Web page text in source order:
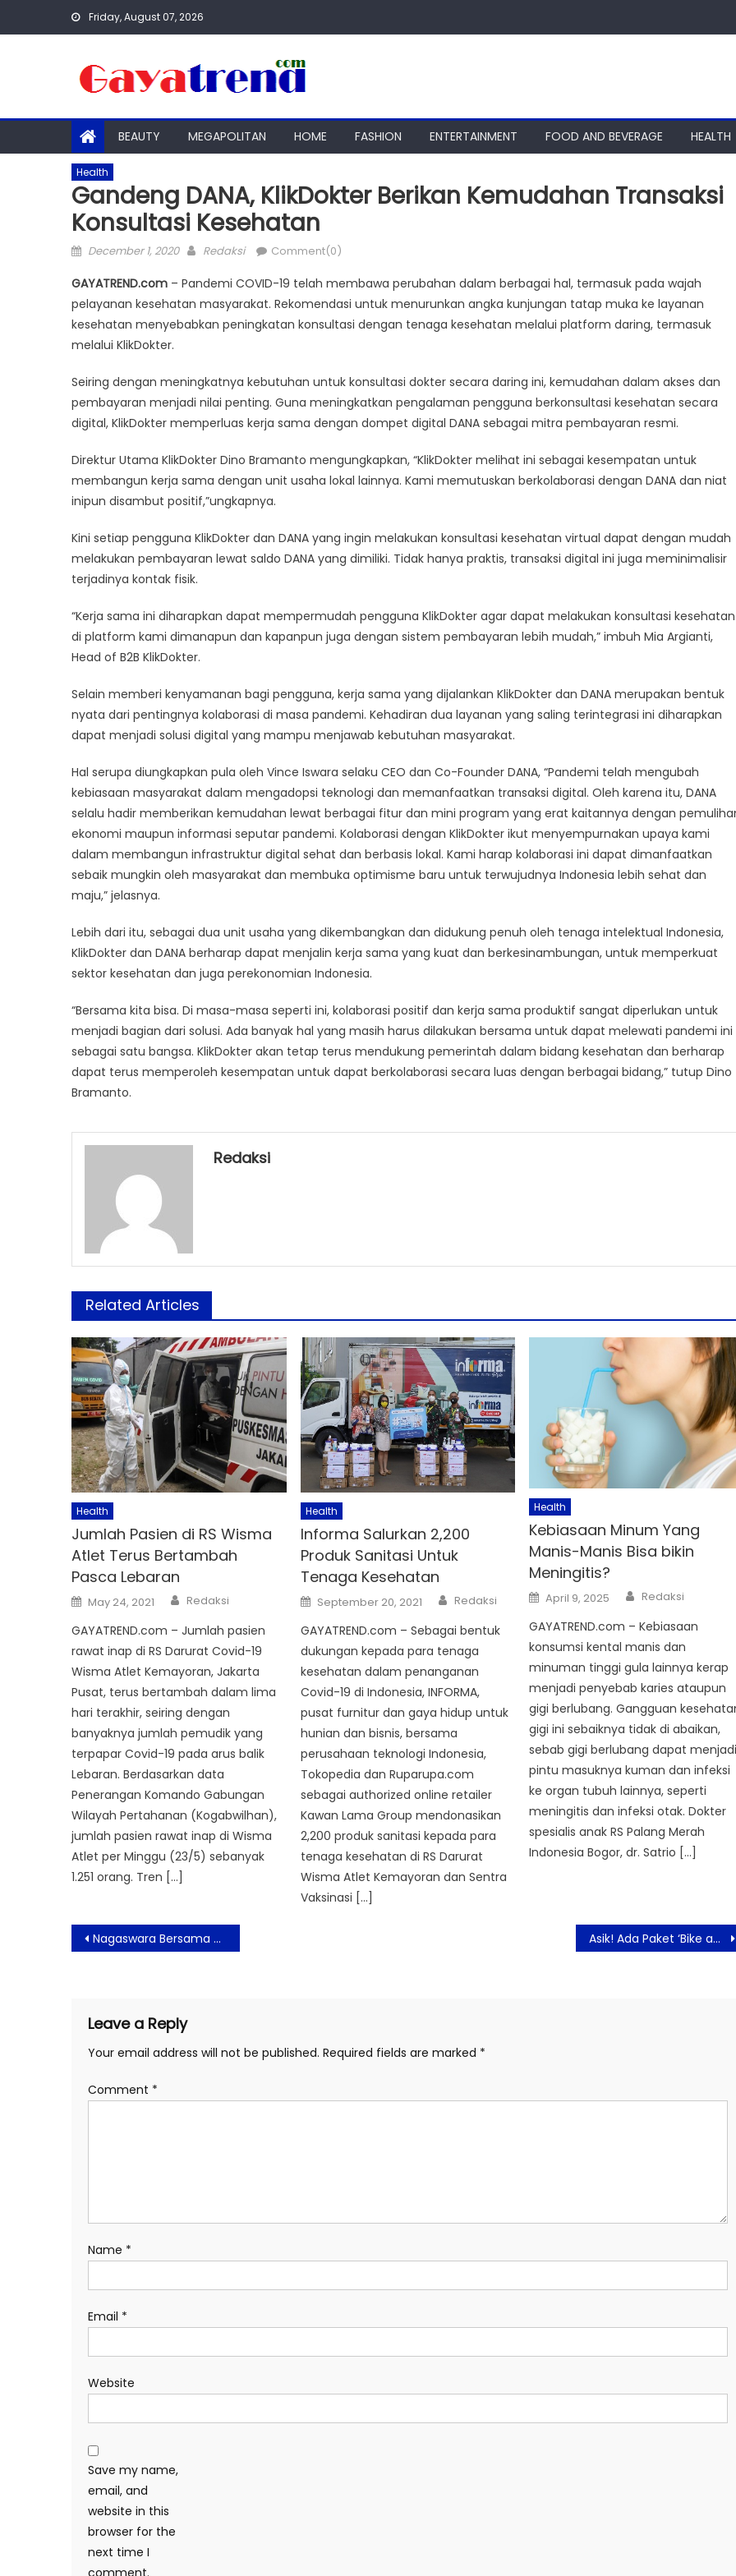
Friday, August 07, 2026
BEAUTY MEGAPOLITAN HOME FASHION ENTERTAINMENT FOOD AND BEVERAGE HEALTH
Health
Gandeng DANA, KlikDokter Berikan Kemudahan Transaksi
Konsultasi Kesehatan
Posted
December 1, 2020 Author
Redaksi Comment(0)
GAYATREND.com – Pandemi COVID-19 telah membawa perubahan dalam berbagai hal, termasuk pada wajah
pelayanan kesehatan masyarakat. Rekomendasi untuk menurunkan angka kunjungan tatap muka ke layanan
kesehatan menyebabkan peningkatan konsultasi dengan tenaga kesehatan melalui platform daring, termasuk
melalui KlikDokter.
Seiring dengan meningkatnya kebutuhan untuk konsultasi dokter secara daring ini, kemudahan dalam akses dan
pembayaran menjadi nilai penting. Guna meningkatkan pengalaman pengguna berkonsultasi kesehatan secara
digital, KlikDokter memperluas kerja sama dengan dompet digital DANA sebagai mitra pembayaran resmi.
Direktur Utama KlikDokter Dino Bramanto mengungkapkan, “KlikDokter melihat ini sebagai kesempatan untuk
membangun kerja sama dengan unit usaha lokal lainnya. Kami memutuskan berkolaborasi dengan DANA dan niat
inipun disambut positif,”ungkapnya.
Kini setiap pengguna KlikDokter dan DANA yang ingin melakukan konsultasi kesehatan virtual dapat dengan mudah
melakukan pembayaran lewat saldo DANA yang dimiliki. Tidak hanya praktis, transaksi digital ini juga meminimalisir
terjadinya kontak fisik.
“Kerja sama ini diharapkan dapat mempermudah pengguna KlikDokter agar dapat melakukan konsultasi kesehatan
di platform kami dimanapun dan kapanpun juga dengan sistem pembayaran lebih mudah,” imbuh Mia Argianti,
Head of B2B KlikDokter.
Selain memberi kenyamanan bagi pengguna, kerja sama yang dijalankan KlikDokter dan DANA merupakan bentuk
nyata dari pentingnya kolaborasi di masa pandemi. Kehadiran dua layanan yang saling terintegrasi ini diharapkan
dapat menjadi solusi digital yang mampu menjawab kebutuhan masyarakat.
Hal serupa diungkapkan pula oleh Vince Iswara selaku CEO dan Co-Founder DANA, “Pandemi telah mengubah
kebiasaan masyarakat dalam mengadopsi teknologi dan memanfaatkan transaksi digital. Oleh karena itu, DANA
selalu hadir memberikan kemudahan lewat berbagai fitur dan mini program yang erat kaitannya dengan
ekonomi maupun informasi seputar pandemi. Kolaborasi dengan KlikDokter ikut menyempurnakan upaya kami
dalam membangun infrastruktur digital sehat dan berbasis lokal. Kami harap kolaborasi ini dapat dimanfaatkan
sebaik mungkin oleh masyarakat dan membuka optimisme baru untuk terwujudnya Indonesia lebih sehat dan
maju,” jelasnya.
Lebih dari itu, sebagai dua unit usaha yang dikembangkan dan didukung penuh oleh tenaga intelektual Indonesia,
KlikDokter dan DANA berharap dapat menjalin kerja sama yang kuat dan berkesinambungan, untuk memperkuat
sektor kesehatan dan juga perekonomian Indonesia.
“Bersama kita bisa. Di masa-masa seperti ini, kolaborasi positif dan kerja sama produktif sangat diperlukan untuk
menjadi bagian dari solusi. Ada banyak hal yang masih harus dilakukan bersama untuk dapat melewati pandemi ini
sebagai satu bangsa. KlikDokter akan tetap terus mendukung pemerintah dalam bidang kesehatan dan berharap
dapat terus memperoleh kesempatan untuk dapat berkolaborasi secara luas dengan berbagai bidang,” tutup Dino
Bramanto.
Redaksi
Related Articles
Health
Jumlah Pasien di RS Wisma
Atlet Terus Bertambah
Pasca Lebaran
Posted
on
May 24, 2021 Author
Redaksi
GAYATREND.com – Jumlah pasien
rawat inap di RS Darurat Covid-19
Wisma Atlet Kemayoran, Jakarta
Pusat, terus bertambah dalam lima
hari terakhir, seiring dengan
banyaknya jumlah pemudik yang
terpapar Covid-19 pada arus balik
Lebaran. Berdasarkan data
Penerangan Komando Gabungan
Wilayah Pertahanan (Kogabwilhan),
jumlah pasien rawat inap di Wisma
Atlet per Minggu (23/5) sebanyak
1.251 orang. Tren […]
Health
Informa Salurkan 2,200
Produk Sanitasi Untuk
Tenaga Kesehatan
Posted
on
September 20, 2021 Author
Redaksi
GAYATREND.com – Sebagai bentuk
dukungan kepada para tenaga
kesehatan dalam penanganan
Covid-19 di Indonesia, INFORMA,
pusat furnitur dan gaya hidup untuk
hunian dan bisnis, bersama
perusahaan teknologi Indonesia,
Tokopedia dan Ruparupa.com
sebagai authorized online retailer
Kawan Lama Group mendonasikan
2,200 produk sanitasi kepada para
tenaga kesehatan di RS Darurat
Wisma Atlet Kemayoran dan Sentra
Vaksinasi […]
Health
Kebiasaan Minum Yang
Manis-Manis Bisa bikin
Meningitis?
Posted
on
April 9, 2025 Author
Redaksi
GAYATREND.com – Kebiasaan
konsumsi kental manis dan
minuman tinggi gula lainnya kerap
menjadi penyebab karies ataupun
gigi berlubang. Gangguan
gigi ini sebaiknya tidak di abaikan,
sebab gigi berlubang dapat
pintu masuknya kuman dan infeksi
ke organ tubuh lainnya, seperti
meningitis dan infeksi otak. Dokter
spesialis anak RS Palang Merah
Indonesia Bogor, dr. Satrio […]
Post
navigation
Nagaswara Bersama JMSI Catat Rekor Penjualan CD Album Wali 20.20 Asik! Ada Paket ‘Bike and Breakfast’ di ASTON Priority Simatupang Hotel
Leave a Reply
Your email address will not be published. Required fields are marked *
Comment *
Name *
Email *
Website
Save my name,
email, and
website in this
browser for the
next time I